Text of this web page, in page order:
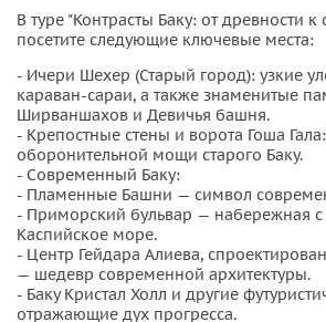
В туре "Контрасты Баку: от древности
посетите следующие ключевые места:
- Ичери Шехер (Старый город): узкие
караван-сараи, а также знаменитые
Ширваншахов и Девичья башня.
- Крепостные стены и ворота Гоша
оборонительной мощи старого Баку.
- Современный Баку:
- Пламенные Башни — символ
- Приморский бульвар — набережная
Каспийское море.
- Центр Гейдара Алиева,
— шедевр современной архитектуры.
- Баку Кристал Холл и другие
отражающие дух прогресса.